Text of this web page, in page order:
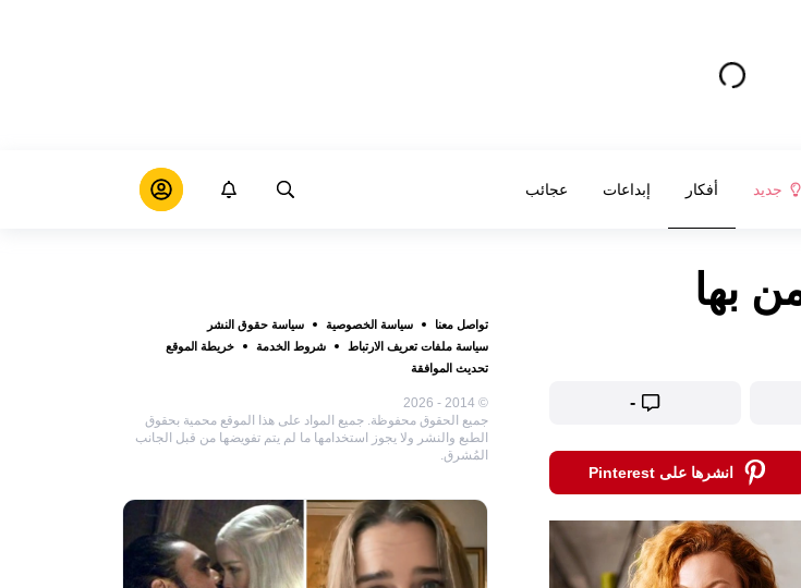
جديد أفكار إبداعات عجائب
تواصل معنا سياسة الخصوصية
سياسة حقوق النشر
سياسة ملفات تعريف الارتباط
شروط الخدمة
خريطة الموقع
تحديث الموافقة
© 2014 - 2026
جميع الحقوق محفوظة. جميع المواد على هذا الموقع محمية بحقوق
الطبع والنشر ولا يجوز استخدامها ما لم يتم تفويضها من قبل الجانب
المُشرق.
-
انشرها على Pinterest